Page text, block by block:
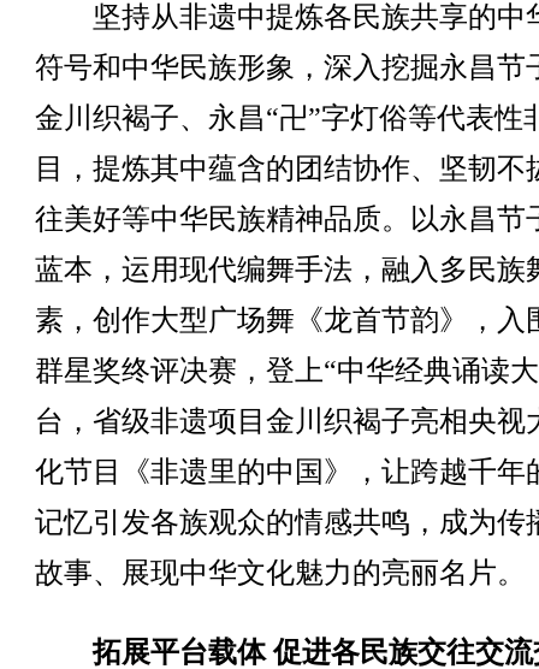
坚持从非遗中提炼各民族共享的中
符号和中华民族形象，深入挖掘永昌节
金川织褐子、永昌“卍”字灯俗等代表性
目，提炼其中蕴含的团结协作、坚韧不
往美好等中华民族精神品质。以永昌节
蓝本，运用现代编舞手法，融入多民族
素，创作大型广场舞《龙首节韵》，入
群星奖终评决赛，登上“中华经典诵读
台，省级非遗项目金川织褐子亮相央视
化节目《非遗里的中国》，让跨越千年
记忆引发各族观众的情感共鸣，成为传
故事、展现中华文化魅力的亮丽名片。
拓展平台载体 促进各民族交往交